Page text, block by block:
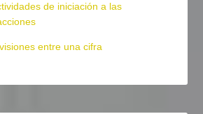
de iniciación a las
entre una cifra